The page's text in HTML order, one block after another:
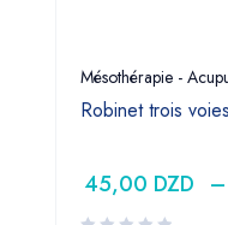
Mésothérapie -
Robinet trois voies
45,00 DZD –